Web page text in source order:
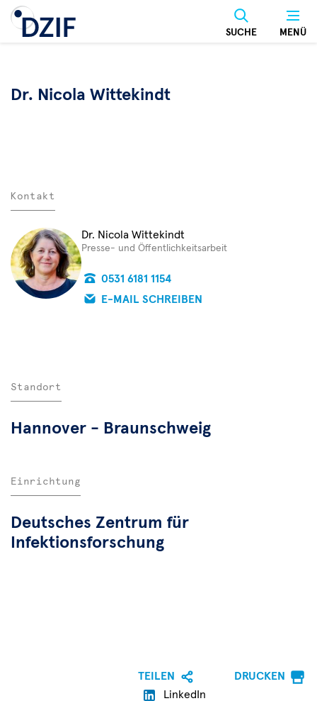
Direkt
zum
MENÜ
SUCHE
Dr. Nicola Wittekindt
Kontakt
Dr. Nicola Wittekindt
Presse- und Öffentlichkeitsarbeit
0531 6181 1154
E-MAIL SCHREIBEN
Standort
Hannover - Braunschweig
Einrichtung
Deutsches Zentrum für
Infektionsforschung
TEILEN
LinkedIn
DRUCKEN